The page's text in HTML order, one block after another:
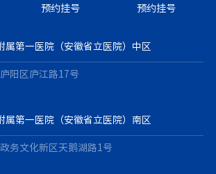
预约挂号
预约挂号
属第一医院（安徽省立医院）中区
阳区庐江路17号
属第一医院（安徽省立医院）南区
务文化新区天鹅湖路1号